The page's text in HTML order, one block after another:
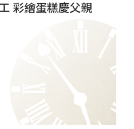
彩繪蛋糕慶父親